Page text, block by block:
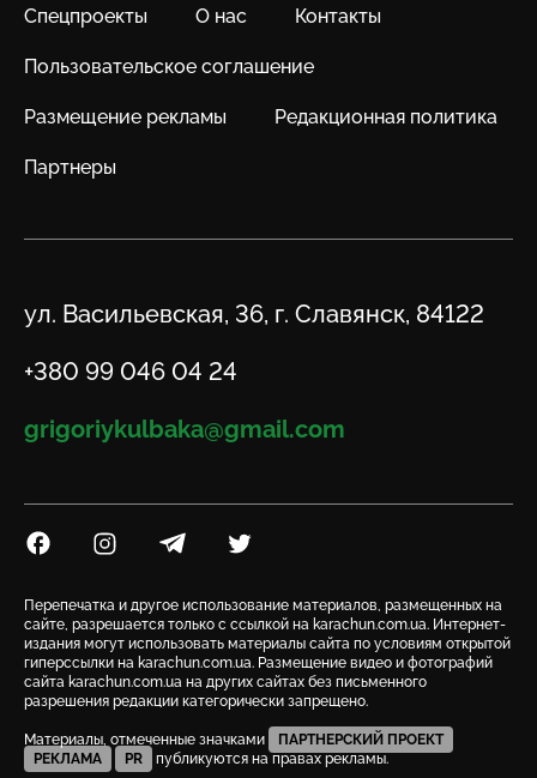
Спецпроекты О нас Контакты
Пользовательское соглашение
Размещение рекламы Редакционная политика
Партнеры
Адрес
ул. Васильевская, 36, г. Славянск, 84122
Телефон
+380 99 046 04 24
Email
grigoriykulbaka@gmail.com
Посилання на Facebook
Посилання на Instagram
Посилання на Telegram
Посилання на Twitter
Перепечатка и другое использование материалов, размещенных на
сайте, разрешается только с ссылкой на karachun.com.ua. Интернет-
издания могут использовать материалы сайта по условиям открытой
гиперссылки на karachun.com.ua. Размещение видео и фотографий
сайта karachun.com.ua на других сайтах без письменного
разрешения редакции категорически запрещено.
Материалы, отмеченные значками
ПАРТНЕРСКИЙ ПРОЕКТ
РЕКЛАМА
PR публикуются на правах рекламы.